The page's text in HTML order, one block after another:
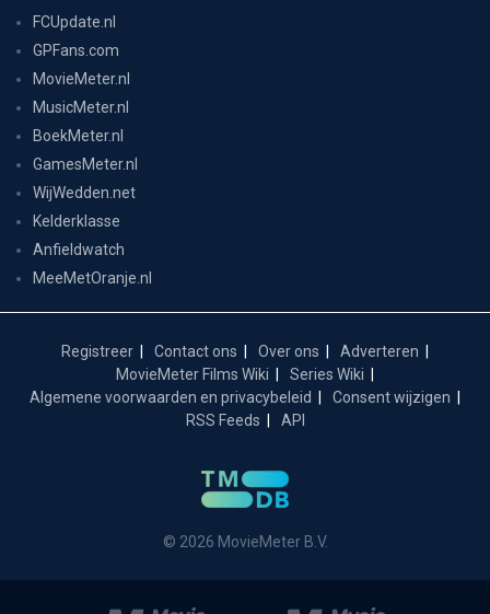
FCUpdate.nl
GPFans.com
MovieMeter.nl
MusicMeter.nl
BoekMeter.nl
GamesMeter.nl
WijWedden.net
Kelderklasse
Anfieldwatch
MeeMetOranje.nl
Registreer Contact ons Over ons
Adverteren
MovieMeter Films Wiki
Series Wiki
Algemene voorwaarden en privacybeleid
Consent wijzigen
RSS Feeds
API
© 2026 MovieMeter B.V.